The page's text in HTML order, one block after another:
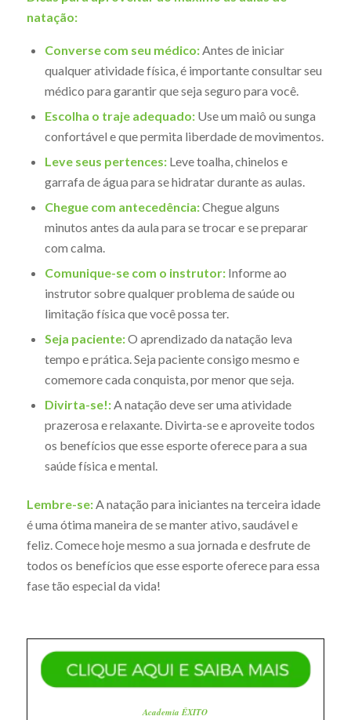
natação:
Converse com seu médico:Antes de iniciar
qualquer atividade física, é importante consultar seu
médico para garantir que seja seguro para você.
Escolha o traje adequado:Use um maiô ou sunga
confortável e que permita liberdade de movimentos.
Leve seus pertences:Leve toalha, chinelos e
garrafa de água para se hidratar durante as aulas.
Chegue com antecedência:Chegue alguns
minutos antes da aula para se trocar e se preparar
com calma.
Comunique-se com o instrutor:Informe ao
instrutor sobre qualquer problema de saúde ou
limitação física que você possa ter.
Seja paciente:O aprendizado da natação leva
tempo e prática. Seja paciente consigo mesmo e
comemore cada conquista, por menor que seja.
Divirta-se!:A natação deve ser uma atividade
prazerosa e relaxante. Divirta-se e aproveite todos
os benefícios que esse esporte oferece para a sua
saúde física e mental.
Lembre-se:A natação para iniciantes na terceira idade
é uma ótima maneira de se manter ativo, saudável e
feliz. Comece hoje mesmo a sua jornada e desfrute de
todos os benefícios que esse esporte oferece para essa
fase tão especial da vida!
Academia ÊXITO